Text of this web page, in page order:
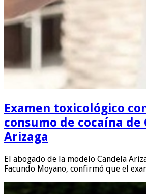
Examen toxicológico
consumo de cocaína de
Arizaga
El abogado de la modelo Candela
Facundo Moyano, confirmó que el